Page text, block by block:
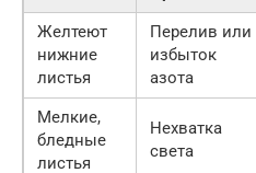
Желтеют
нижние
листья
Перелив или
избыток
азота
Мелкие,
бледные
листья
Нехватка
света